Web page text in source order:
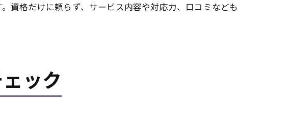
資格だけに頼らず、サービス内容や対応力、口コミなども
ック